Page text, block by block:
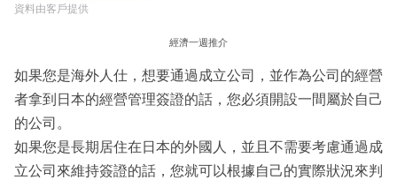
資料由客戶提供
經濟一週推介
如果您是海外人仕，想要通過成立公司，並作為公司的經營
者拿到日本的經營管理簽證的話，您必須開設一間屬於自己
的公司。
如果您是長期居住在日本的外國人，並且不需要考慮通過成
立公司來維持簽證的話，您就可以根據自己的實際狀況來判